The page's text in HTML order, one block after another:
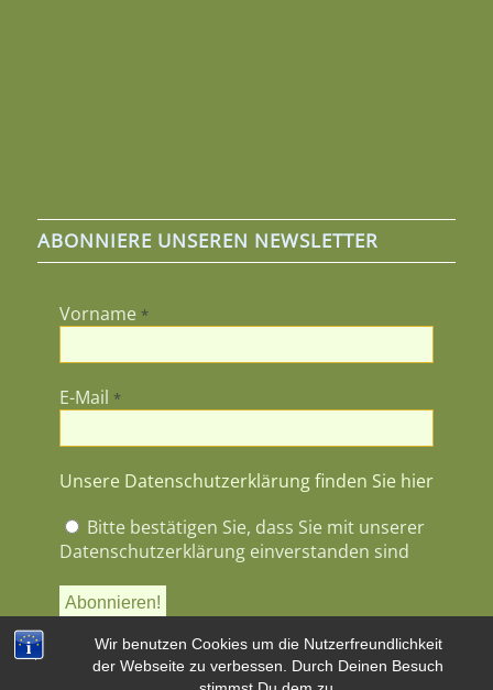
Wir benutzen Cookies um die Nutzerfreundlichkeit
der Webseite zu verbessen. Durch Deinen Besuch
ABONNIERE UNSEREN NEWSLETTER
Vorname *
E-Mail *
Unsere Datenschutzerklärung finden Sie hier
Bitte bestätigen Sie, dass Sie mit unserer
Datenschutzerklärung einverstanden sind